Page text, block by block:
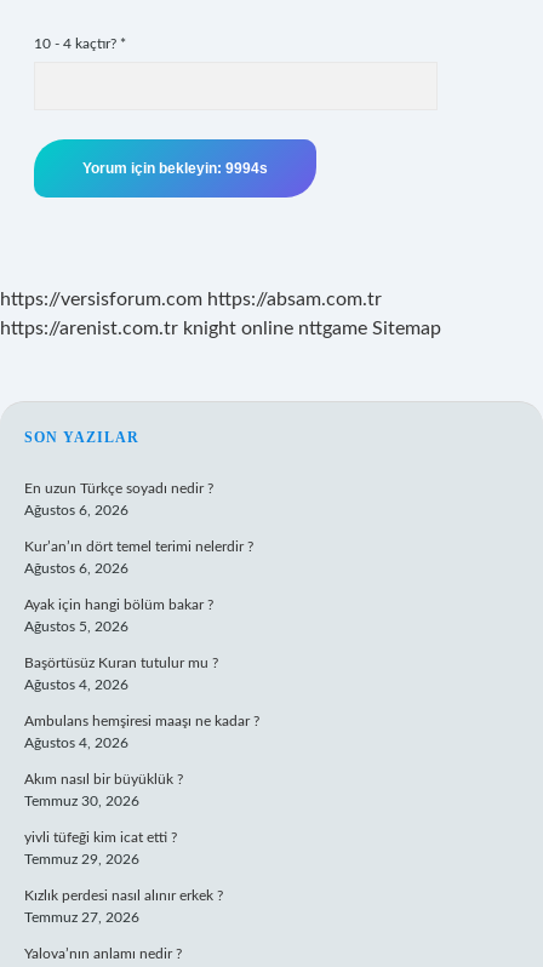
10 - 4 kaçtır? *
https://versisforum.com https://absam.com.tr
https://arenist.com.tr knight online nttgame Sitemap
SIDEBAR
SON YAZILAR
En uzun Türkçe soyadı nedir ?
Ağustos 6, 2026
Kur’an’ın dört temel terimi nelerdir ?
Ağustos 6, 2026
Ayak için hangi bölüm bakar ?
Ağustos 5, 2026
Başörtüsüz Kuran tutulur mu ?
Ağustos 4, 2026
Ambulans hemşiresi maaşı ne kadar ?
Ağustos 4, 2026
Akım nasıl bir büyüklük ?
Temmuz 30, 2026
yivli tüfeği kim icat etti ?
Temmuz 29, 2026
Kızlık perdesi nasıl alınır erkek ?
Temmuz 27, 2026
Yalova’nın anlamı nedir ?